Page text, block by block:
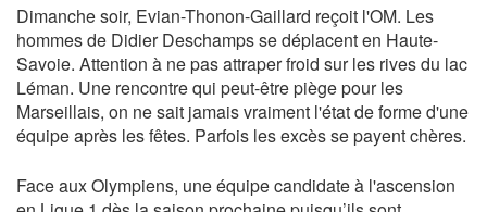
Dimanche soir, Evian-Thonon-Gaillard reçoit l'OM. Les
hommes de Didier Deschamps se déplacent en Haute-
Savoie. Attention à ne pas attraper froid sur les rives du lac
Léman. Une rencontre qui peut-être piège pour les
Marseillais, on ne sait jamais vraiment l'état de forme d'une
équipe après les fêtes. Parfois les excès se payent chères.
Face aux Olympiens, une équipe candidate à l'ascension